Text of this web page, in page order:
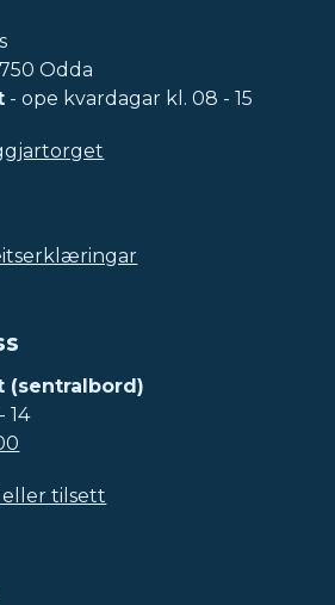
Odda
- ope kvardagar kl. 08 - 15
(sentralbord)
14
eller tilsett